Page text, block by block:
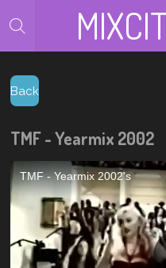
Zum
Hauptinhalt
springen
Back
TMF - Yearmix 2002